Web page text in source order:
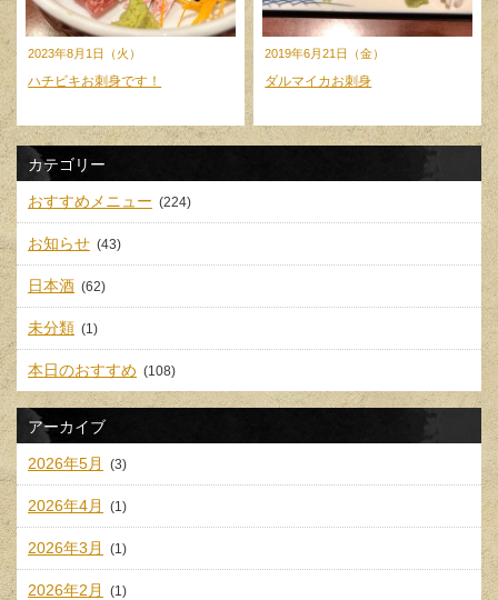
2023年8月1日（火）
ハチビキお刺身です！
2019年6月21日（金）
ダルマイカお刺身
カテゴリー
おすすめメニュー (224)
お知らせ (43)
日本酒 (62)
未分類 (1)
本日のおすすめ (108)
アーカイブ
2026年5月 (3)
2026年4月 (1)
2026年3月 (1)
2026年2月 (1)